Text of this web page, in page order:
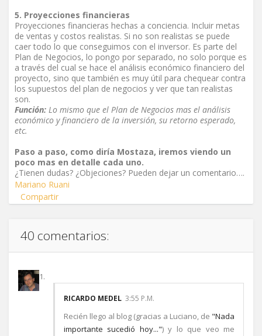
5. Proyecciones financieras
Proyecciones financieras hechas a conciencia. Incluir metas
de ventas y costos realistas. Si no son realistas se puede
caer todo lo que conseguimos con el inversor. Es parte del
Plan de Negocios, lo pongo por separado, no solo porque es
a través del cual se hace el análisis económico financiero del
proyecto, sino que también es muy útil para chequear contra
los supuestos del plan de negocios y ver que tan realistas
son.
Función: Lo mismo que el Plan de Negocios mas el análisis
económico y financiero de la inversión, su retorno esperado,
etc.
Paso a paso, como diría Mostaza, iremos viendo un
poco mas en detalle cada uno.
¿Tienen dudas? ¿Objeciones? Pueden dejar un comentario….
Mariano Ruani
Compartir
40 comentarios:
RICARDO MEDEL 3:55 P.M.
Recién llego al blog (gracias a Luciano, de "Nada
importante sucedió hoy...") y lo que veo me